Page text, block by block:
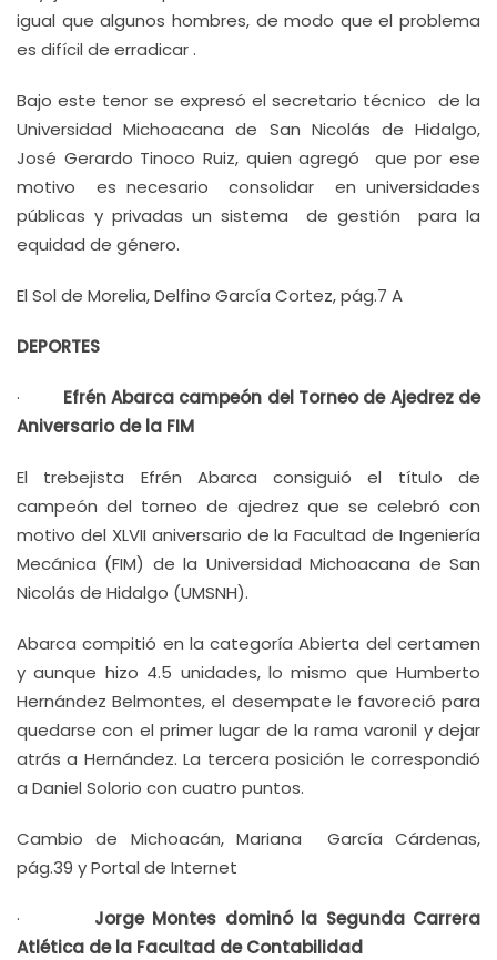
igual que algunos hombres, de modo que el problema
es difícil de erradicar .
Bajo este tenor se expresó el secretario técnico de la
Universidad Michoacana de San Nicolás de Hidalgo,
José Gerardo Tinoco Ruiz, quien agregó que por ese
motivo es necesario consolidar en universidades
públicas y privadas un sistema de gestión para la
equidad de género.
El Sol de Morelia, Delfino García Cortez, pág.7 A
DEPORTES
· Efrén Abarca campeón del Torneo de Ajedrez de
Aniversario de la FIM
El trebejista Efrén Abarca consiguió el título de
campeón del torneo de ajedrez que se celebró con
motivo del XLVII aniversario de la Facultad de Ingeniería
Mecánica (FIM) de la Universidad Michoacana de San
Nicolás de Hidalgo (UMSNH).
Abarca compitió en la categoría Abierta del certamen
y aunque hizo 4.5 unidades, lo mismo que Humberto
Hernández Belmontes, el desempate le favoreció para
quedarse con el primer lugar de la rama varonil y dejar
atrás a Hernández. La tercera posición le correspondió
a Daniel Solorio con cuatro puntos.
Cambio de Michoacán, Mariana García Cárdenas,
pág.39 y Portal de Internet
· Jorge Montes dominó la Segunda Carrera
Atlética de la Facultad de Contabilidad